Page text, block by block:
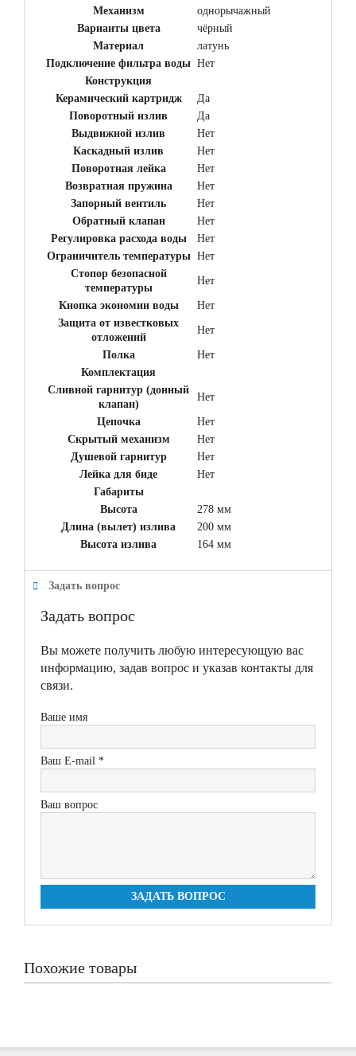
Механизм
однорычажный
Варианты цвета
чёрный
Материал
латунь
Подключение фильтра воды Нет
Конструкция
Керамический картридж
Да
Поворотный излив
Да
Выдвижной излив
Нет
Каскадный излив
Нет
Поворотная лейка
Нет
Возвратная пружина
Нет
Запорный вентиль
Нет
Обратный клапан
Нет
Регулировка расхода воды
Нет
Ограничитель температуры Нет
Стопор безопасной
температуры
Нет
Кнопка экономии воды
Нет
Защита от известковых
отложений
Нет
Полка
Нет
Комплектация
Сливной гарнитур (донный
клапан)
Нет
Цепочка
Нет
Скрытый механизм
Нет
Душевой гарнитур
Нет
Лейка для биде
Нет
Габариты
Высота
278 мм
Длина (вылет) излива
200 мм
Высота излива
164 мм
Задать вопрос
Задать вопрос
Вы можете получить любую интересующую вас
информацию, задав вопрос и указав контакты для
связи.
Ваше имя
Ваш E-mail *
Ваш вопрос
ЗАДАТЬ ВОПРОС
Похожие товары